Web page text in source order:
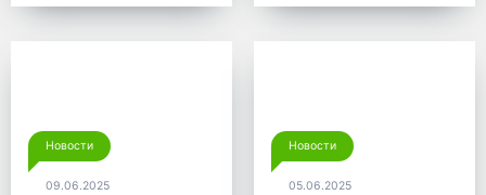
мусора в год
Новости
09.06.2025
Новости
05.06.2025